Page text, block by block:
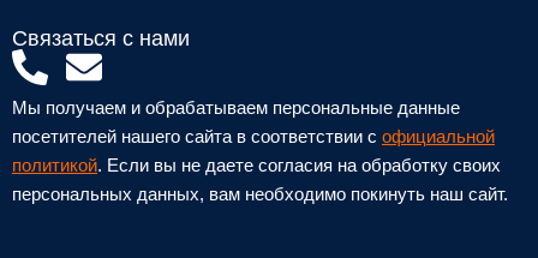
Связаться с нами
P
h
o
n
e
E
n
v
e
l
Мы получаем и обрабатываем персональные данные
посетителей нашего сайта в соответствии с официальной
политикой. Если вы не даете согласия на обработку своих
персональных данных, вам необходимо покинуть наш сайт.